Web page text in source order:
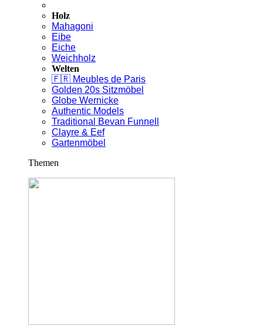
Holz
Mahagoni
Eibe
Eiche
Weichholz
Welten
🇫🇷 Meubles de Paris
Golden 20s Sitzmöbel
Globe Wernicke
Authentic Models
Traditional Bevan Funnell
Clayre & Eef
Gartenmöbel
Themen